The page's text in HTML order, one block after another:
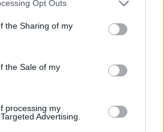
Opt Outs
the Sharing of my
the Sale of my
processing my
Advertising.
Publicidad